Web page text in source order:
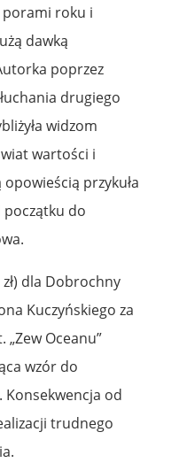
roku i
dawką
poprzez
drugiego
widzom
wartości i
przykuła
początku do
dla Dobrochny
Kuczyńskiego za
Oceanu”
wzór do
Konsekwencja od
trudnego